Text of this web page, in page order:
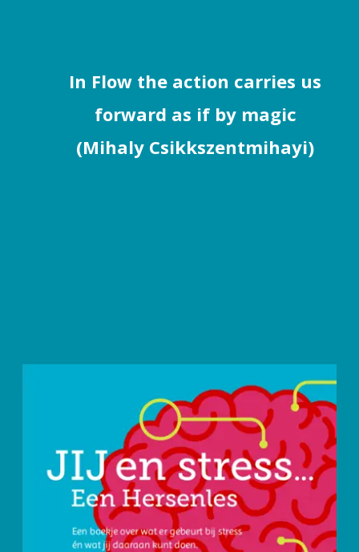
In Flow the action carries us
forward as if by magic
(Mihaly Csikkszentmihayi)